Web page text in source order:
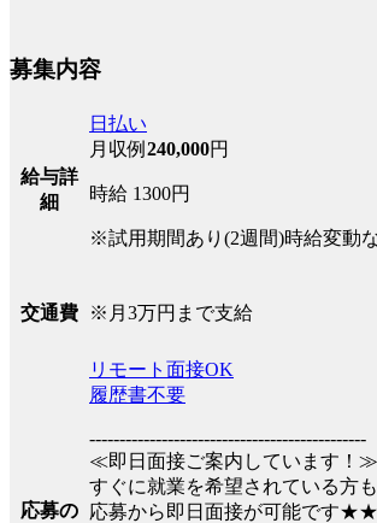
募集内容
給与詳
細
日払い
月収例 240,000円
時給 1300円
※試用期間あり(2週間)時給変動
交通費 ※月3万円まで支給
応募の
リモート面接OK
履歴書不要
----------------------------------------------
≪即日面接ご案内しています！≫
すぐに就業を希望されている方
応募から即日面接が可能です★★